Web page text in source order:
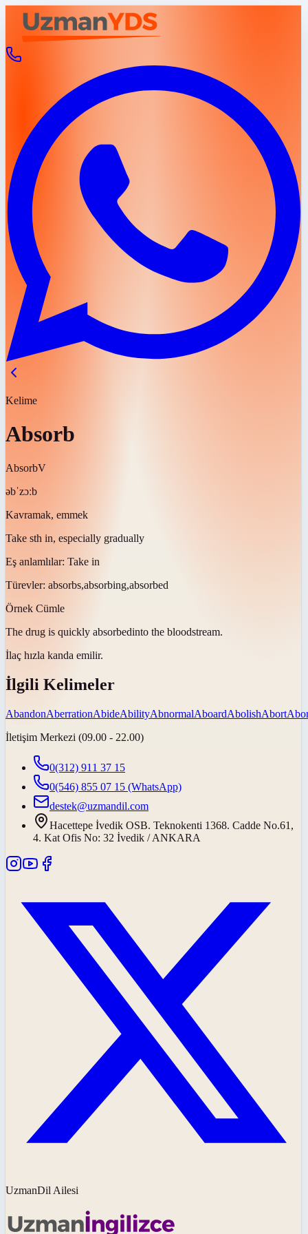
Kelime
Absorb
AbsorbV
əbˈzɔːb
Kavramak, emmek
Take sth in, especially gradually
Eş anlamlılar: Take in
Türevler: absorbs,absorbing,absorbed
Örnek Cümle
The drug is quickly absorbedinto the bloodstream.
İlaç hızla kanda emilir.
İlgili Kelimeler
AbandonAberrationAbideAbilityAbnormalAboardAbolishAbort
İletişim Merkezi (09.00 - 22.00)
0(312) 911 37 15
0(546) 855 07 15 (WhatsApp)
destek@uzmandil.com
Hacettepe İvedik OSB. Teknokenti 1368. Cadde No.61,
4. Kat Ofis No: 32 İvedik / ANKARA
UzmanDil Ailesi